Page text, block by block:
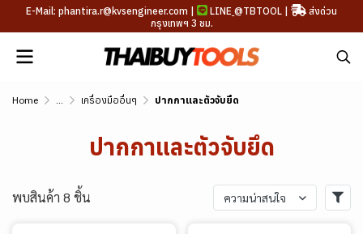
E-Mail: phantira.r@kvsengineer.com | LINE @TBTOOL |
ส่งด่วน
กรุงเทพฯ 3 ชม.
Home ... เครื่องมืออื่นๆ ปากกาและตัวจับยึด
ปากกาและตัวจับยึด
พบสินค้า 8 ชิ้น ความน่าสนใจ